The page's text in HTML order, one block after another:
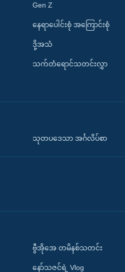
Gen Z
နေရာပေါင်းစုံ အကြောင်းစုံ
ဒို့အသံ
သက်တံရောင်သတင်းလွှာ
သုတပဒေသာ အင်္ဂလိပ်စာ
ဗွီအိုအေ တမိနစ်သတင်း
နော်သဇင်ရဲ့ Vlog